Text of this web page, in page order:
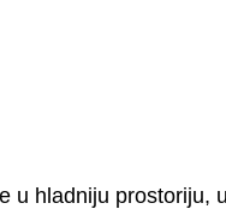
hladniju